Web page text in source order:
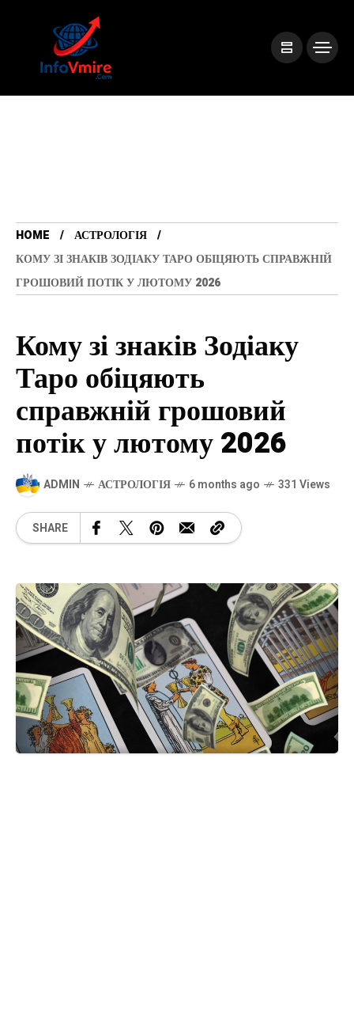
HOME
АСТРОЛОГІЯ
КОМУ ЗІ ЗНАКІВ ЗОДІАКУ ТАРО ОБІЦЯЮТЬ СПРАВЖНІЙ
ГРОШОВИЙ ПОТІК У ЛЮТОМУ 2026
Кому зі знаків Зодіаку
Таро обіцяють
справжній грошовий
потік у лютому 2026
ADMIN АСТРОЛОГІЯ 6 months ago 331 Views
SHARE